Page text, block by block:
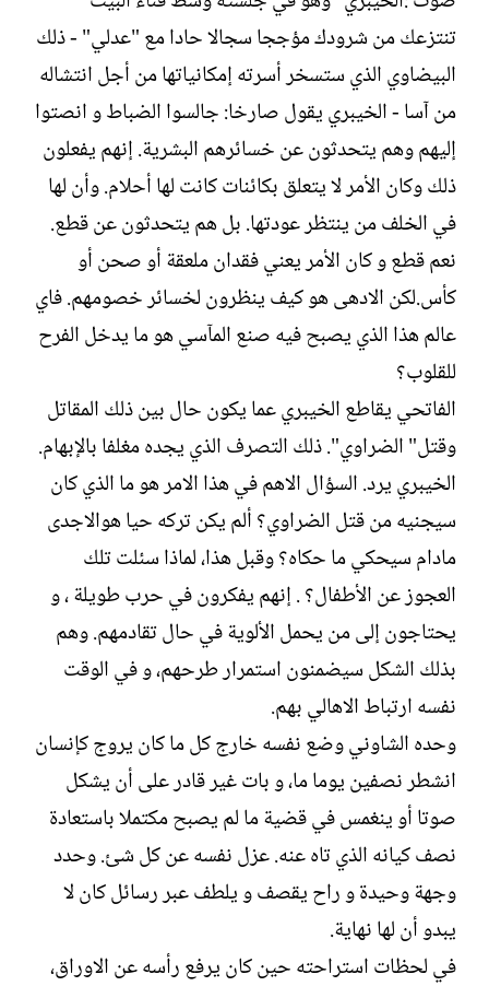
تنتزعك من شرودك مؤججا سجالا حادا مع "عدلي" - ذلك
البيضاوي الذي ستسخر أسرته إمكانياتها من أجل انتشاله
من آسا - الخيبري يقول صارخا: جالسوا الضباط و انصتوا
إليهم وهم يتحدثون عن خسائرهم البشرية. إنهم يفعلون
ذلك وكان الأمر لا يتعلق بكائنات كانت لها أحلام. وأن لها
في الخلف من ينتظر عودتها. بل هم يتحدثون عن قطع.
نعم قطع و كان الأمر يعني فقدان ملعقة أو صحن أو
كأس.لكن الادهى هو كيف ينظرون لخسائر خصومهم. فاي
عالم هذا الذي يصبح فيه صنع المآسي هو ما يدخل الفرح
للقلوب؟
الفاتحي يقاطع الخيبري عما يكون حال بين ذلك المقاتل
وقتل" الضراوي". ذلك التصرف الذي يجده مغلفا بالإبهام.
الخيبري يرد. السؤال الاهم في هذا الامر هو ما الذي كان
سيجنيه من قتل الضراوي؟ ألم يكن تركه حيا هوالاجدى
مادام سيحكي ما حكاه؟ وقبل هذا، لماذا سئلت تلك
العجوز عن الأطفال؟ . إنهم يفكرون في حرب طويلة ، و
يحتاجون إلى من يحمل الألوية في حال تقادمهم. وهم
بذلك الشكل سيضمنون استمرار طرحهم، و في الوقت
نفسه ارتباط الاهالي بهم.
وحده الشاوني وضع نفسه خارج كل ما كان يروج كإنسان
انشطر نصفين يوما ما، و بات غير قادر على أن يشكل
صوتا أو ينغمس في قضية ما لم يصبح مكتملا باستعادة
نصف كيانه الذي تاه عنه. عزل نفسه عن كل شئ. وحدد
وجهة وحيدة و راح يقصف و يلطف عبر رسائل كان لا
يبدو أن لها نهاية.
في لحظات استراحته حين كان يرفع رأسه عن الاوراق،